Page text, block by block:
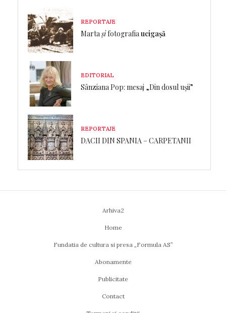
REPORTAJE
Martașifotografiaucigașă
EDITORIAL
Sânziana Pop: mesaj „Din dosul ușii”
REPORTAJE
DACII DIN SPANIA – CARPETANII
Arhiva2
Home
Fundatia de cultura si presa „Formula AS”
Abonamente
Publicitate
Contact